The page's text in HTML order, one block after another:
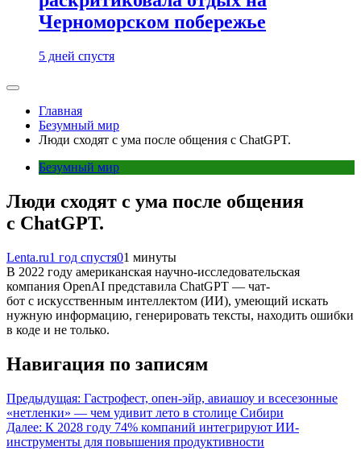
Черноморском побережье
5 дней спустя
Главная
Безумный мир
Люди сходят с ума после общения с ChatGPT.
Безумный мир
Люди сходят с ума после общения
с ChatGPT.
Lenta.ru1 год спустя01 минуты
В 2022 году американская научно-исследовательская
компания OpenAI представила ChatGPT — чат-
бот с искусственным интеллектом (ИИ), умеющий искать
нужную информацию, генерировать тексты, находить ошибки
в коде и не только.
Навигация по записям
Предыдущая: Гастрофест, опен-эйр, авиашоу и всесезонные
«нетленки» — чем удивит лето в столице Сибири
Далее: К 2028 году 74% компаний интегрируют ИИ-
инструменты для повышения продуктивности